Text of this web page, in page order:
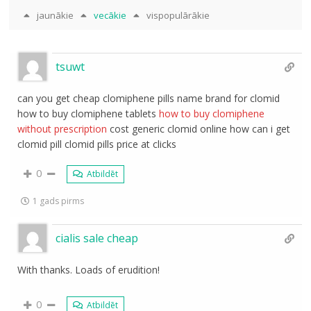
jaunākie vecākie vispopulārākie
tsuwt
can you get cheap clomiphene pills name brand for clomid
how to buy clomiphene tabletshow to buy clomiphene
without prescription cost generic clomid online how can i get
clomid pill clomid pills price at clicks
0 Atbildēt
1 gads pirms
cialis sale cheap
With thanks. Loads of erudition!
0 Atbildēt